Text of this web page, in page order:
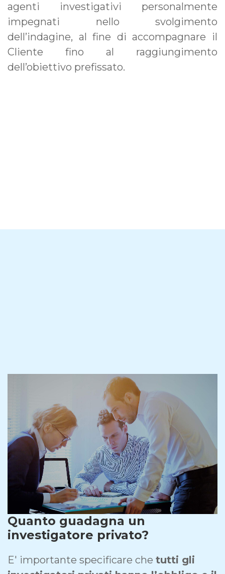
agenti investigativi personalmente
impegnati nello svolgimento
dell’indagine, al fine di accompagnare il
Cliente fino al raggiungimento
dell’obiettivo prefissato.
Quanto guadagna un
investigatore privato?
E' importante specificare che tutti gli